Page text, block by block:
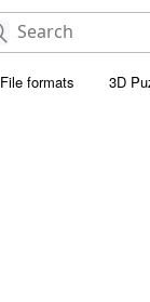
File formats 3D